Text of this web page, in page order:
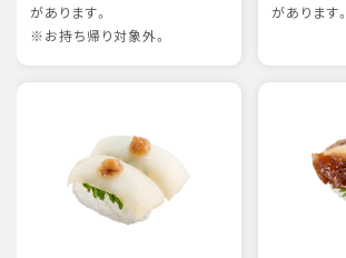
があります。
※お持ち帰り対象外。
があります。